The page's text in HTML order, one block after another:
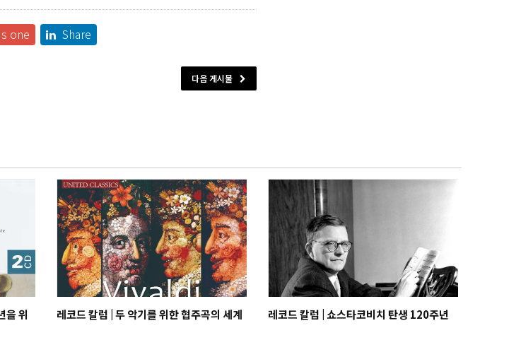
one Share
다음 게시물
을 위
레코드 칼럼 | 두 악기를 위한 협주곡의 세계 레코드 칼럼 | 쇼스타코비치 탄생 120주년